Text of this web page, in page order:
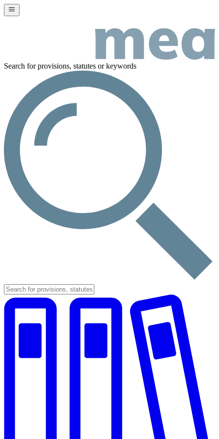
Search for provisions, statutes or keywords